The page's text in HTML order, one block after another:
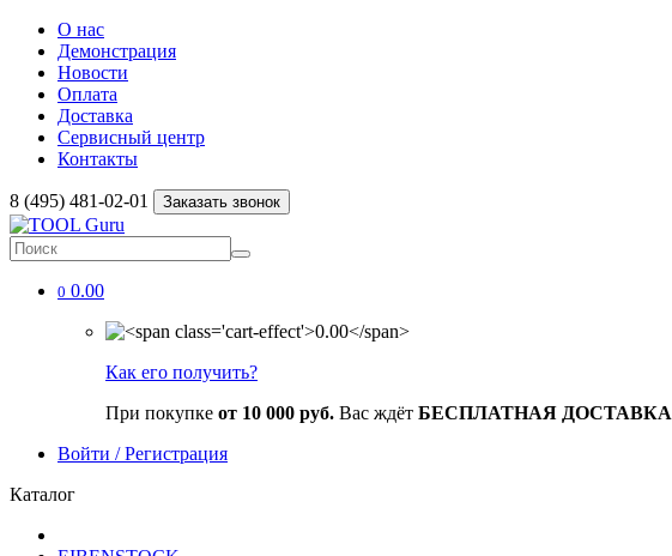
О нас
Демонстрация
Новости
Оплата
Доставка
Сервисный центр
Контакты
8 (495) 481-02-01 Заказать звонок
0 0.00
Как его получить?
При покупке от 10 000 руб. Вас ждёт БЕСПЛАТНАЯ ДОСТАВКА
Войти / Регистрация
Каталог